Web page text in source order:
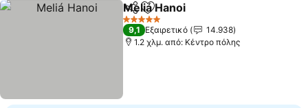
Κοινοποίηση
Προσθήκη στα αγαπημένα
Meliá Hanoi
5 Αστέρια
9,1 Εξαιρετικό
14.938
1.2 χλμ. από: Κέντρο πόλης